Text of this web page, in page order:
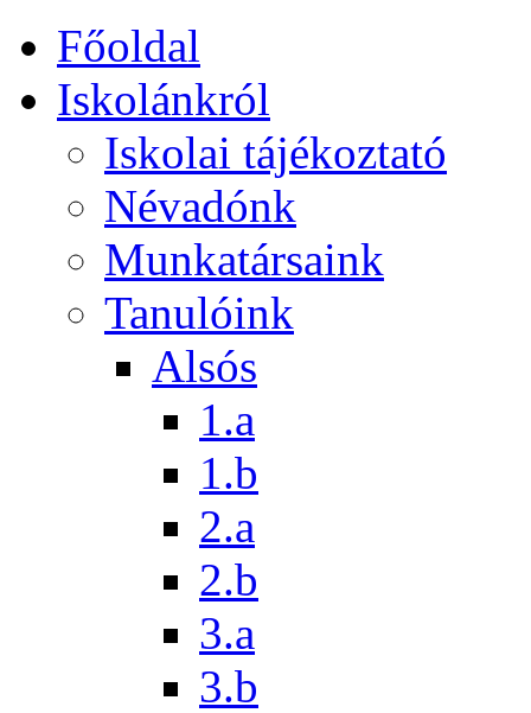
Főoldal
Iskolánkról
Iskolai tájékoztató
Névadónk
Munkatársaink
Tanulóink
Alsós
1.a
1.b
2.a
2.b
3.a
3.b